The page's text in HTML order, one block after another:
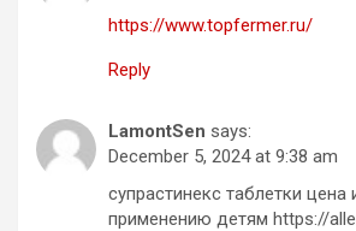
https://www.topfermer.ru/
Reply
LamontSen says:
December 5, 2024 at 9:38 am
супрастинекс таблетки цена
применению детям https://